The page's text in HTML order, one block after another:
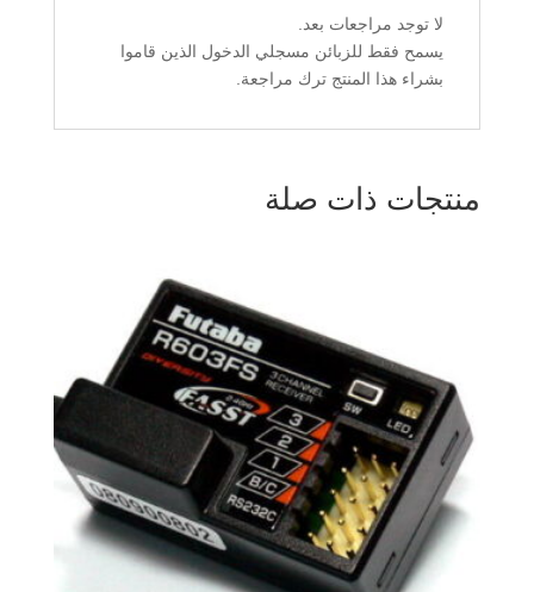
لا توجد مراجعات بعد.
يسمح فقط للزبائن مسجلي الدخول الذين قاموا
بشراء هذا المنتج ترك مراجعة.
منتجات ذات صلة